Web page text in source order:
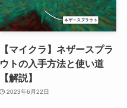
【マイクラ】ネザースプラ
ウトの入手方法と使い道
【解説】
2023年6月22日